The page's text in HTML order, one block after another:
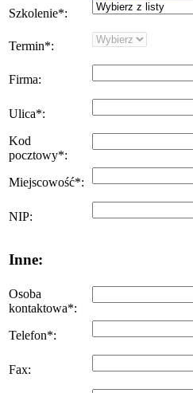
Szkolenie*:
Termin*:
Firma:
Ulica*:
Kod
pocztowy*:
Miejscowość*:
NIP:
Inne:
Osoba
kontaktowa*:
Telefon*:
Fax: